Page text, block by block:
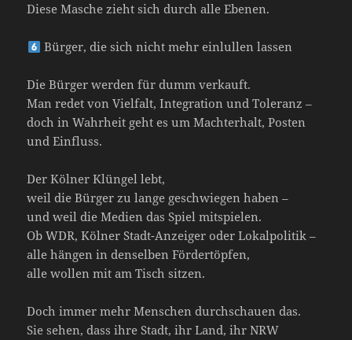
Diese Masche zieht sich durch alle Ebenen.
Bürger, die sich nicht mehr einlullen lassen
Die Bürger werden für dumm verkauft.
Man redet von Vielfalt, Integration und Toleranz –
doch in Wahrheit geht es um Machterhalt, Posten
und Einfluss.
Der Kölner Klüngel lebt,
weil die Bürger zu lange geschwiegen haben –
und weil die Medien das Spiel mitspielen.
Ob WDR, Kölner Stadt-Anzeiger oder Lokalpolitik –
alle hängen in denselben Fördertöpfen,
alle wollen mit am Tisch sitzen.
Doch immer mehr Menschen durchschauen das.
Sie sehen, dass ihre Stadt, ihr Land, ihr NRW